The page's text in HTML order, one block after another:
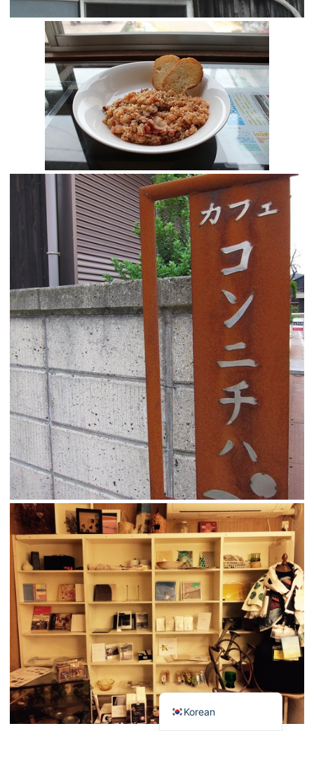
Korean
Japanese
English
Chinese (China)
Chinese (Taiwan)
French